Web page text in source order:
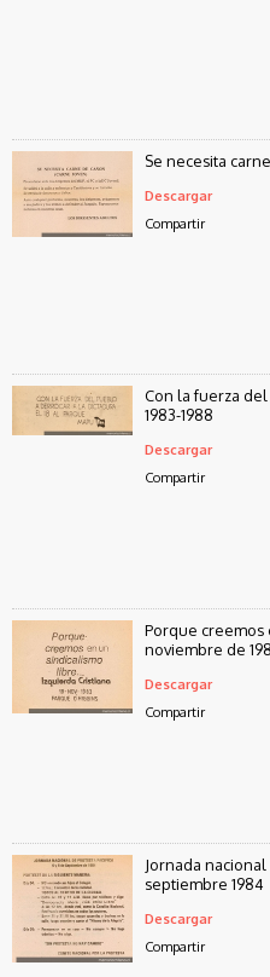
Se necesita
Descargar
Compartir
Con la fuerza
1983-1988
Descargar
Compartir
Porque creemos
noviembre de
Descargar
Compartir
Jornada
septiembre 1984
Descargar
Compartir